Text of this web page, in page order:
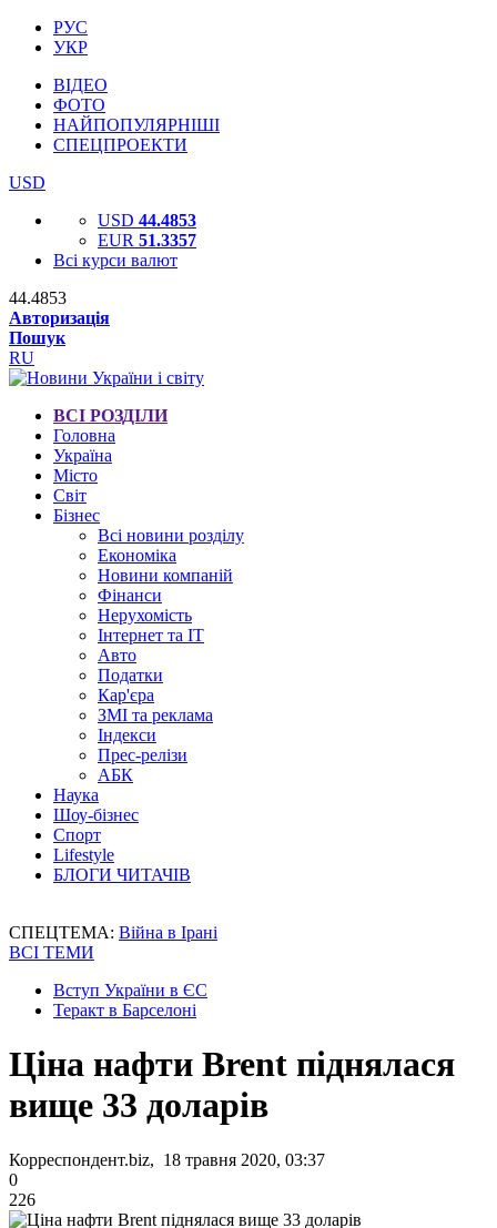
РУС
УКР
ВІДЕО
ФОТО
НАЙПОПУЛЯРНІШІ
СПЕЦПРОЕКТИ
USD
USD 44.4853
EUR 51.3357
Всі курси валют
44.4853
Авторизація
Пошук
RU
ВСІ РОЗДІЛИ
Головна
Україна
Місто
Світ
Бізнес
Всі новини розділу
Економіка
Новини компаній
Фінанси
Нерухомість
Інтернет та IT
Авто
Податки
Кар'єра
ЗМІ та реклама
Індекси
Прес-релізи
АБК
Наука
Шоу-бізнес
Спорт
Lifestyle
БЛОГИ ЧИТАЧІВ
СПЕЦТЕМА: Війна в Ірані
ВСІ ТЕМИ
Вступ України в ЄС
Теракт в Барселоні
Ціна нафти Brent піднялася
вище 33 доларів
Корреспондент.biz, 18 травня 2020, 03:37
0
226